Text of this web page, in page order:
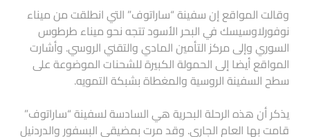
وقالت المواقع إن سفينة “ساراتوف” التي انطلقت من ميناء
نوفورلاوسيسك في البحر الأسود تتجه نحو ميناء طرطوس
السوري وإلى مركز التأمين المادي والتقني الروسي. وأشارت
المواقع أيضا إلى الحمولة الكبيرة للشحنات الموضوعة على
سطح السفينة الروسية والمغطاة بشبكة التمويه.
يذكر أن هذه الرحلة البحرية هي السادسة لسفينة “ساراتوف”
قامت بها العام الجاري. وقد مرت بمضيقي البسفور والدردنيل